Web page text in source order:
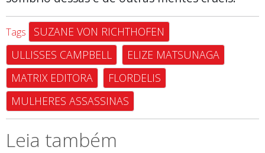
Tags
SUZANE VON RICHTHOFEN
ULLISSES CAMPBELL
ELIZE MATSUNAGA
MATRIX EDITORA
FLORDELIS
MULHERES ASSASSINAS
Leia também